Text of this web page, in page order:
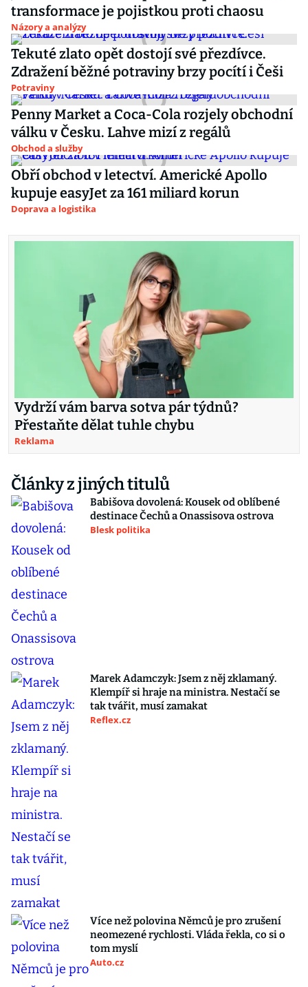
transformace je pojistkou proti chaosu
Názory a analýzy
Tekuté zlato opět dostojí své přezdívce.
Zdražení běžné potraviny brzy pocítí i Češi
Potraviny
Penny Market a Coca-Cola rozjely obchodní
válku v Česku. Lahve mizí z regálů
Obchod a služby
Obří obchod v letectví. Americké Apollo
kupuje easyJet za 161 miliard korun
Doprava a logistika
Vydrží vám barva sotva pár týdnů?
Přestaňte dělat tuhle chybu
Reklama
Články z jiných titulů
Babišova dovolená: Kousek od oblíbené
destinace Čechů a Onassisova ostrova
Blesk politika
Marek Adamczyk: Jsem z něj zklamaný.
Klempíř si hraje na ministra. Nestačí se
tak tvářit, musí zamakat
Reflex.cz
Více než polovina Němců je pro zrušení
neomezené rychlosti. Vláda řekla, co si o
tom myslí
Auto.cz